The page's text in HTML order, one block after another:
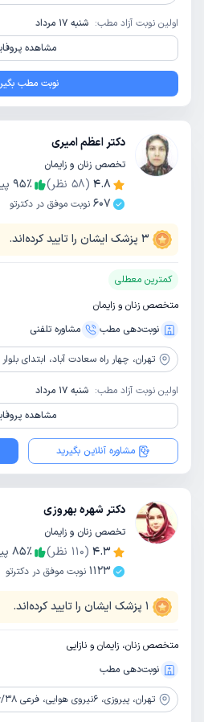
اولین نوبت آزاد مطب: شنبه 17 مرداد
مشاهده
نوبت مطب
دکتر اعظم امیری
تخصص زنان و زایمان
4.8
(
58 نظر) 95٪
607 نوبت موفق در دکترتو
3 پزشک ایشان را تایید کرده‌اند.
کمترین معطلی
متخصص زنان و زایمان
نوبت‌دهی مطب
مشاوره‌ تلفنی
تهران، چهار راه سعادت آباد، ابتدای بلوار دریا، بین رامشه وگلها،
اولین نوبت آزاد مطب: شنبه 17 مرداد
مشاهده
مشاوره آنلاین بگیرید
دکتر شهره بهروزی
تخصص زنان و زایمان
4.3
(
110 نظر) 85٪
1123 نوبت موفق در دکترتو
1 پزشک ایشان را تایید کرده‌اند.
متخصص زنان، زایمان و نازایی
نوبت‌دهی مطب
تهران، پیروزی، 6نیروی هوایی، فرعی 6/38، پلا‌ک 40 .طبقه اول